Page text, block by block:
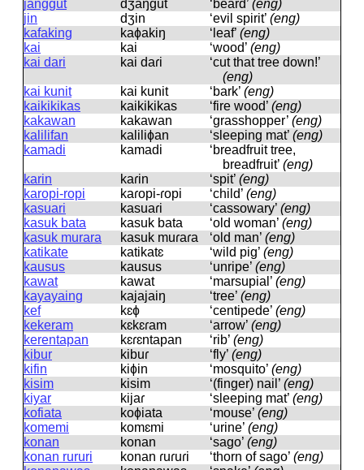
janggut
dʒaŋɡut ‘beard’ (eng)
jin
dʒin ‘evil spirit’ (eng)
kafaking
kaɸakiŋ ‘leaf’ (eng)
kai
kai ‘wood’ (eng)
kai dari
kai daɾi
‘cut that tree down!’
(eng)
kai kunit
kai kunit ‘bark’ (eng)
kaikikikas
kaikikikas ‘fire wood’ (eng)
kakawan
kakawan ‘grasshopper’ (eng)
kalilifan
kaliliɸan ‘sleeping mat’ (eng)
kamadi
kamadi
‘breadfruit tree,
breadfruit’ (eng)
karin
kaɾin ‘spit’ (eng)
karopi-ropi
kaɾopi-ɾopi ‘child’ (eng)
kasuari
kasuaɾi ‘cassowary’ (eng)
kasuk bata
kasuk bata ‘old woman’ (eng)
kasuk murara
kasuk muɾaɾa ‘old man’ (eng)
katikate
katikatɛ ‘wild pig’ (eng)
kausus
kausus ‘unripe’ (eng)
kawat
kawat ‘marsupial’ (eng)
kayayaing
kajajaiŋ ‘tree’ (eng)
kef
kɛɸ ‘centipede’ (eng)
kekeram
kɛkɛɾam ‘arrow’ (eng)
kerentapan
kɛɾɛntapan ‘rib’ (eng)
kibur
kibuɾ ‘fly’ (eng)
kifin
kiɸin ‘mosquito’ (eng)
kisim
kisim ‘(finger) nail’ (eng)
kiyar
kijaɾ ‘sleeping mat’ (eng)
kofiata
koɸiata ‘mouse’ (eng)
komemi
komɛmi ‘urine’ (eng)
konan
konan ‘sago’ (eng)
konan rururi
konan ɾuɾuɾi ‘thorn of sago’ (eng)